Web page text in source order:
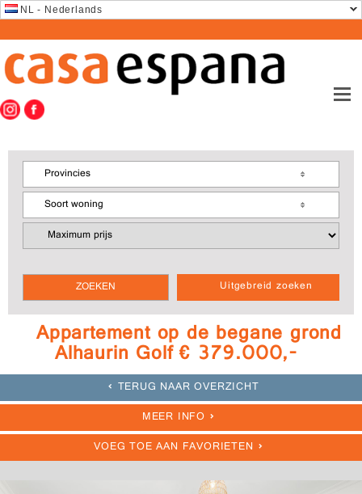
NL - Nederlands
Uitgebreid zoeken
Provincies
Soort woning
Appartement op de begane grond
Alhaurin Golf € 379.000,-
TERUG NAAR OVERZICHT
MEER INFO
VOEG TOE AAN FAVORIETEN